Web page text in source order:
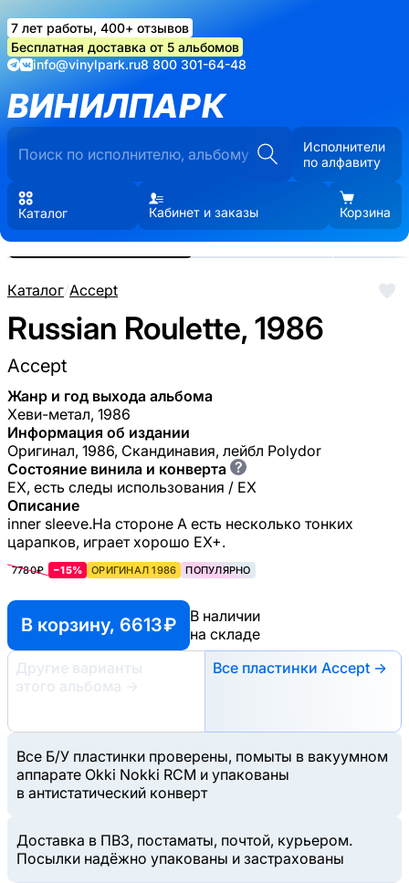
7 лет работы, 400+ отзывов
Бесплатная доставка от 5 альбомов
info@vinylpark.ru8 800 301-64-48
ВИНИЛПАРК
Исполнители
по алфавиту
Каталог Кабинет и заказы Корзина
Каталог/Accept
Russian Roulette, 1986
Accept
Жанр и год выхода альбома
Хеви-метал, 1986
Информация об издании
Оригинал, 1986, Скандинавия, лейбл Polydor
Состояние винила и конверта ?
EX, есть следы использования / EX
Описание
inner sleeve.На стороне А есть несколько тонких
царапков, играет хорошо ЕХ+.
7780₽ −15% ОРИГИНАЛ 1986 ПОПУЛЯРНО
В корзину, 6613 ₽
В наличии
на складе
Другие варианты
этого альбома
→
Все пластинки Accept →
Все Б/У пластинки проверены, помыты в вакуумном
аппарате Okki Nokki RCM и упакованы
в антистатический конверт
Доставка в ПВЗ, постаматы, почтой, курьером.
Посылки надёжно упакованы и застрахованы
Реальные фото пластинки.
Нажмите, чтобы увеличить